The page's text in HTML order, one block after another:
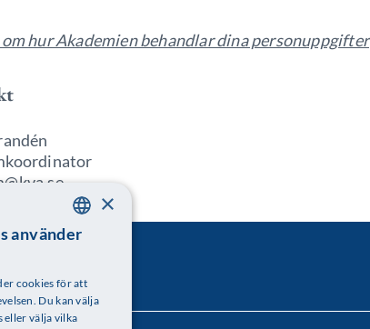
om hur Akademien behandlar dina personuppgifter
SWEDISH
×
använder
cookies för att
Du kan välja
eller välja vilka